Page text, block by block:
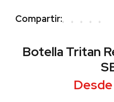
Botella Tritan
Desde
Compartir: